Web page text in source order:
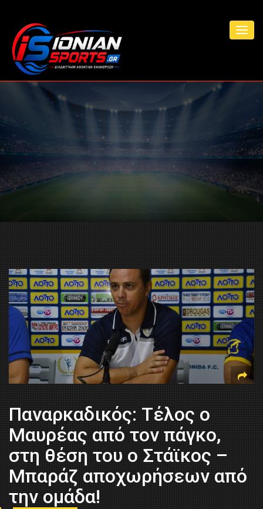
Παναρκαδικός: Τέλος ο
Μαυρέας από τον πάγκο,
στη θέση του ο Στάϊκος –
Μπαράζ αποχωρήσεων από
την ομάδα!